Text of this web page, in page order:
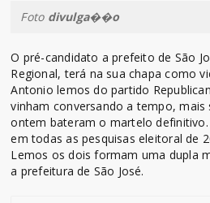
Foto divulga��o
O pré-candidato a prefeito de São
Regional, terá na sua chapa como
Antonio lemos do partido
vinham conversando a tempo,
ontem bateram o martelo
em todas as pesquisas eleitoral de
Lemos os dois formam uma dupla
a prefeitura de São José.